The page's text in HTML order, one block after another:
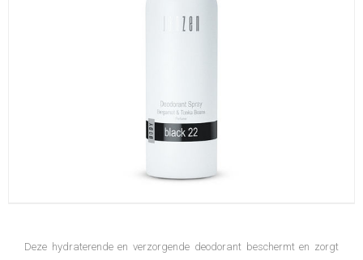
Deze hydraterende en verzorgende deodorant beschermt en zorgt